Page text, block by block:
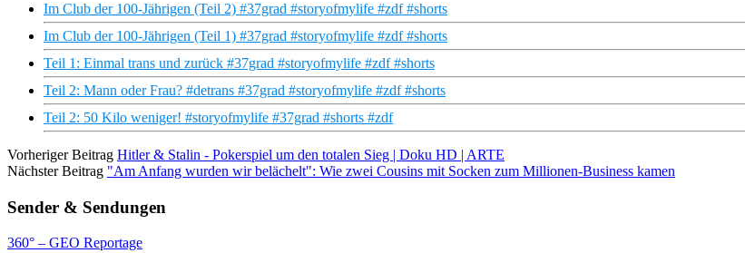
Im Club der 100-Jährigen (Teil 2) #37grad #storyofmylife #zdf #shorts
Im Club der 100-Jährigen (Teil 1) #37grad #storyofmylife #zdf #shorts
Teil 1: Einmal trans und zurück #37grad #storyofmylife #zdf #shorts
Teil 2: Mann oder Frau? #detrans #37grad #storyofmylife #zdf #shorts
Teil 2: 50 Kilo weniger! #storyofmylife #37grad #shorts #zdf
Vorheriger Beitrag Hitler & Stalin - Pokerspiel um den totalen Sieg | Doku HD | ARTE
Nächster Beitrag "Am Anfang wurden wir belächelt": Wie zwei Cousins mit Socken zum Millionen-Business kamen
Sender & Sendungen
360° – GEO Reportage